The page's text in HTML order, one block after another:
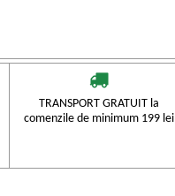
TRANSPORT GRATUIT la
comenzile de minimum 199 lei